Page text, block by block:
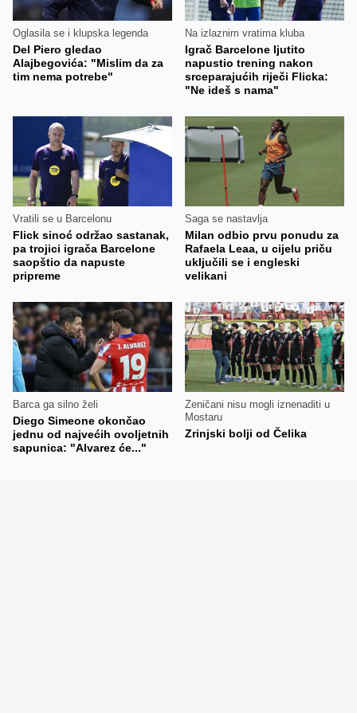
Oglasila se i klupska legenda
Del Piero gledao
Alajbegovića: "Mislim da za
tim nema potrebe"
Na izlaznim vratima kluba
Igrač Barcelone ljutito
napustio trening nakon
srceparajućih riječi Flicka:
"Ne ideš s nama"
Vratili se u Barcelonu
Flick sinoć održao sastanak,
pa trojici igrača Barcelone
saopštio da napuste
pripreme
Saga se nastavlja
Milan odbio prvu ponudu za
Rafaela Leaa, u cijelu priču
uključili se i engleski
velikani
Barca ga silno želi
Diego Simeone okončao
jednu od najvećih ovoljetnih
sapunica: "Alvarez će..."
Zeničani nisu mogli iznenaditi u
Mostaru
Zrinjski bolji od Čelika